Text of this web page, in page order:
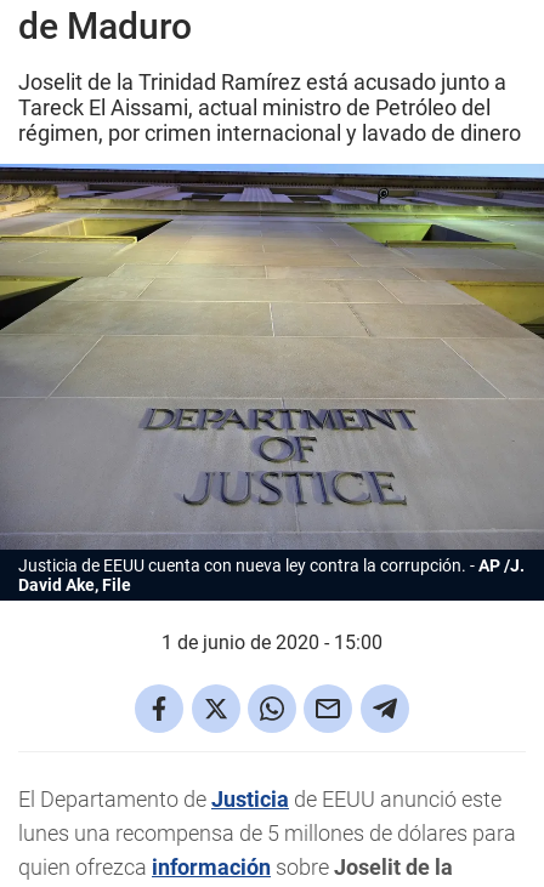
de Maduro
Joselit de la Trinidad Ramírez está acusado junto a
Tareck El Aissami, actual ministro de Petróleo del
régimen, por crimen internacional y lavado de dinero
Justicia de EEUU cuenta con nueva ley contra la corrupción.
AP /J.
David Ake, File
1 de junio de 2020 - 15:00
El Departamento deJusticia de EEUU anunció este
lunes una recompensa de 5 millones de dólares para
quien ofrezca información sobreJoselit de la